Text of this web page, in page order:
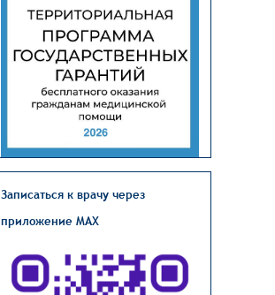
Записаться к врачу через
приложение MAX